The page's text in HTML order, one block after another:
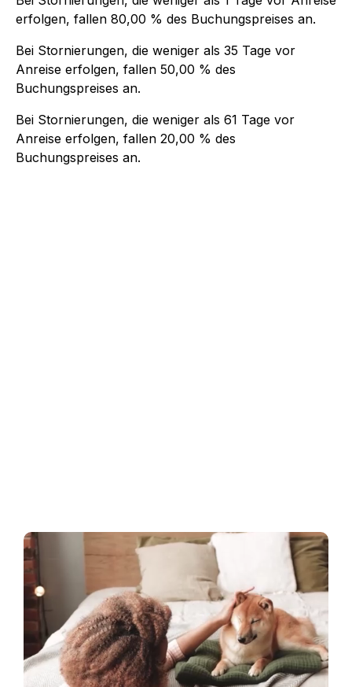
erfolgen, fallen 80,00 % des Buchungspreises an.
Bei Stornierungen, die weniger als 35 Tage vor
Anreise erfolgen, fallen 50,00 % des
Buchungspreises an.
Bei Stornierungen, die weniger als 61 Tage vor
Anreise erfolgen, fallen 20,00 % des
Buchungspreises an.